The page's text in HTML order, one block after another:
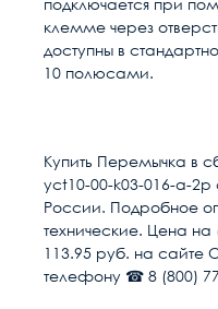
подключается при
клемме через
доступны в
10 полюсами.
Страна
Тип
Количество контактов
Условия доставки
Доставка
рабочих дней
наш расчётный
Купить Перемычка в
yct10-00-k03-016-a-2p
России. Подробное
технические. Цена
113.95 руб. на сайте
телефону ☎ 8 (800)